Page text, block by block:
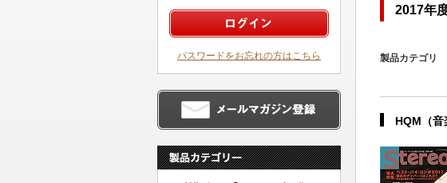
パスワードをお忘れの方はこちら
2017年
製品カテゴリ
HQM（音